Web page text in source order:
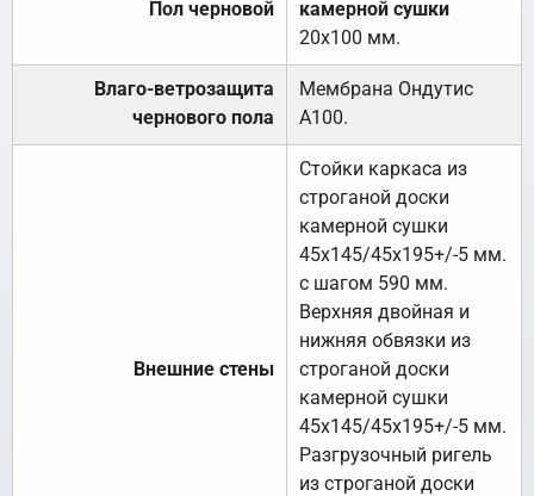
Пол черновой
камерной сушки
20х100 мм.
Влаго-ветрозащита
чернового пола
Мембрана Ондутис
А100.
Внешние стены
Стойки каркаса из
строганой доски
камерной сушки
45х145/45х195+/-5 мм.
с шагом 590 мм.
Верхняя двойная и
нижняя обвязки из
строганой доски
камерной сушки
45х145/45х195+/-5 мм.
Разгрузочный ригель
из строганой доски